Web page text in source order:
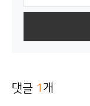
댓글 1 개